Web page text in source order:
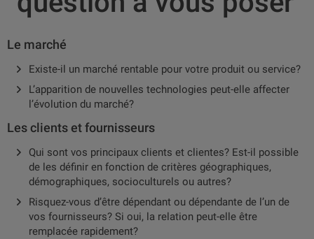
Le marché
Existe-il un marché rentable pour votre produit ou service?
L’apparition de nouvelles technologies peut-elle affecter
l’évolution du marché?
Les clients et fournisseurs
Qui sont vos principaux clients et clientes? Est-il possible
de les définir en fonction de critères géographiques,
démographiques, socioculturels ou autres?
Risquez-vous d’être dépendant ou dépendante de l’un de
vos fournisseurs? Si oui, la relation peut-elle être
remplacée rapidement?